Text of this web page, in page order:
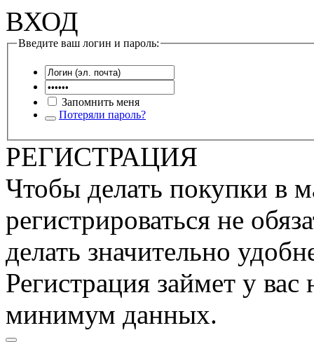
ВХОД
Введите ваш логин и пароль:
Запомнить меня
Потеряли пароль?
РЕГИСТРАЦИЯ
Чтобы делать покупки в
регистрироваться не
делать значительно
Регистрация займет у
минимум данных.